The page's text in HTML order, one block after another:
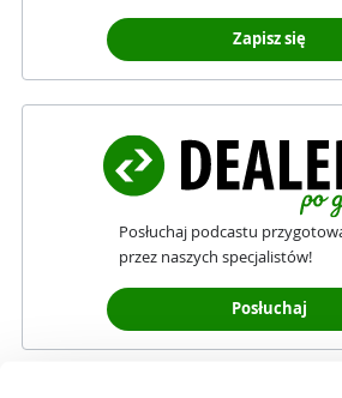
Zapisz się
Posłuchaj podcastu
przez naszych specjalistów!
Posłuchaj